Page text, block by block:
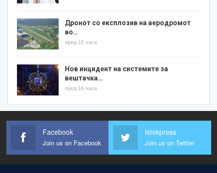
Дронот со експлозив на аеродромот
во…
пред 15 часа
Нов инцидент на системите за
вештачка…
пред 16 часа
Facebook
Join us on Facebook
Istokpress
Join us on Twitter